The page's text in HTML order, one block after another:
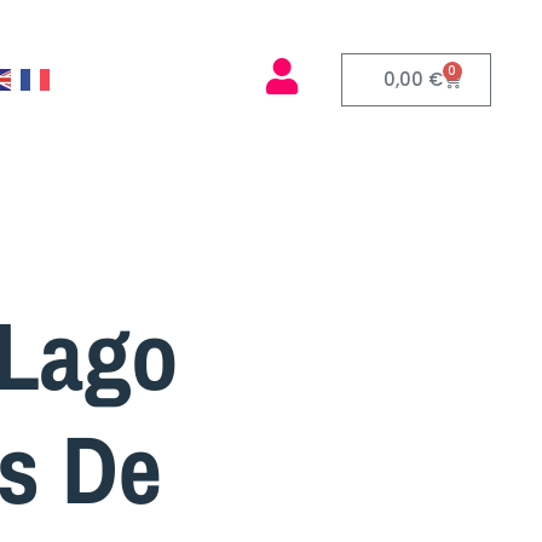
0,00 € 0
De